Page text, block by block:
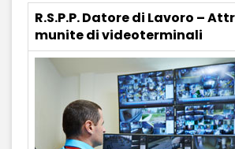
R.S.P.P. Datore di Lavoro –
munite di videoterminali